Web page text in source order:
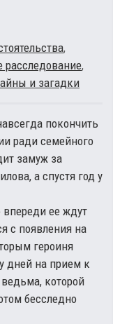
,
расследование,
и загадки
покончить
ради семейного
замуж за
а спустя год у
ее ждут
с появления на
героиня
дней на прием к
которой
бесследно